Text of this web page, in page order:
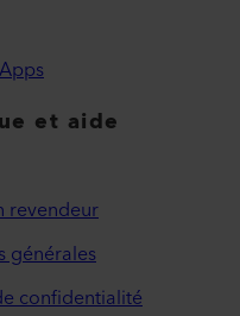
et aide
revendeur
générales
confidentialité